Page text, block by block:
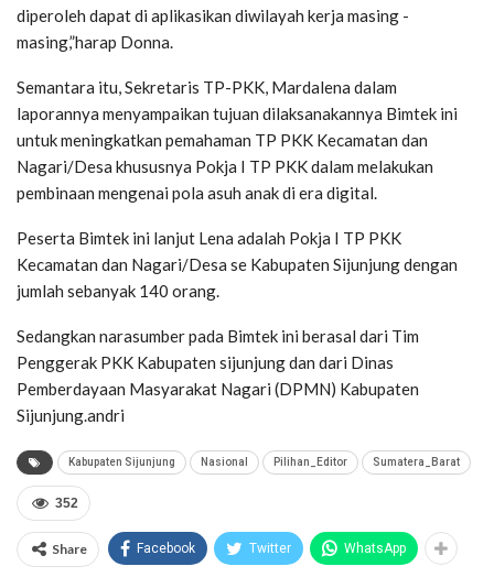
diperoleh dapat di aplikasikan diwilayah kerja masing -
masing,”harap Donna.
Semantara itu, Sekretaris TP-PKK, Mardalena dalam
laporannya menyampaikan tujuan dilaksanakannya Bimtek ini
untuk meningkatkan pemahaman TP PKK Kecamatan dan
Nagari/Desa khususnya Pokja I TP PKK dalam melakukan
pembinaan mengenai pola asuh anak di era digital.
Peserta Bimtek ini lanjut Lena adalah Pokja I TP PKK
Kecamatan dan Nagari/Desa se Kabupaten Sijunjung dengan
jumlah sebanyak 140 orang.
Sedangkan narasumber pada Bimtek ini berasal dari Tim
Penggerak PKK Kabupaten sijunjung dan dari Dinas
Pemberdayaan Masyarakat Nagari (DPMN) Kabupaten
Sijunjung.andri
Kabupaten Sijunjung Nasional Pilihan_Editor Sumatera_Barat
352
Share Facebook Twitter WhatsApp